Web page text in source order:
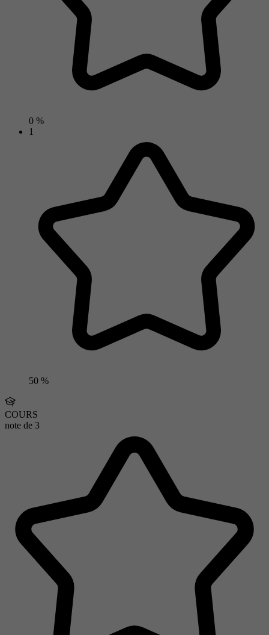
0 %
1
50 %
COURS
note de 3